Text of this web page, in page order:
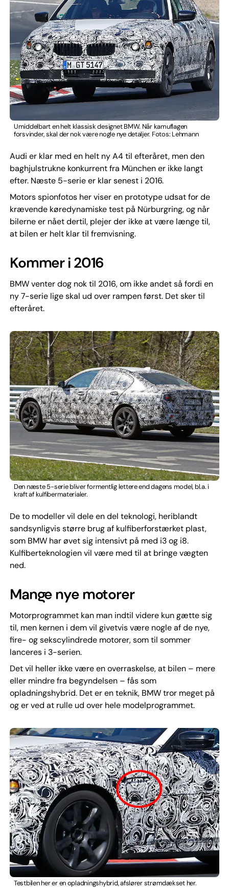
Umiddelbart en helt klassisk designet BMW. Når kamuflagen
forsvinder, skal der nok være nogle nye detaljer. Fotos: Lehmann
Audi er klar med en helt ny A4 til efteråret, men den
baghjulstrukne konkurrent fra München er ikke langt
efter. Næste 5-serie er klar senest i 2016.
Motors spionfotos her viser en prototype udsat for de
krævende køredynamiske test på Nürburgring, og når
bilerne er nået dertil, plejer der ikke at være længe til,
at bilen er helt klar til fremvisning.
Kommer i 2016
BMW venter dog nok til 2016, om ikke andet så fordi en
ny 7-serie lige skal ud over rampen først. Det sker til
efteråret.
Den næste 5-serie bliver formentlig lettere end dagens model, bl.a. i
kraft af kulfibermaterialer.
De to modeller vil dele en del teknologi, heriblandt
sandsynligvis større brug af kulfiberforstærket plast,
som BMW har øvet sig intensivt på med i3 og i8.
Kulfiberteknologien vil være med til at bringe vægten
ned.
Mange nye motorer
Motorprogrammet kan man indtil videre kun gætte sig
til, men kernen i dem vil givetvis være nogle af de nye,
fire- og sekscylindrede motorer, som til sommer
lanceres i 3-serien.
Det vil heller ikke være en overraskelse, at bilen – mere
eller mindre fra begyndelsen – fås som
opladningshybrid. Det er en teknik, BMW tror meget på
og er ved at rulle ud over hele modelprogrammet.
Testbilen her er en opladningshybrid, afslører strømdækset her.